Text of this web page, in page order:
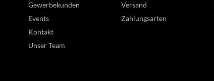
Gewerbekunden
Events
Kontakt
Unser Team
Versand
Zahlungsarten